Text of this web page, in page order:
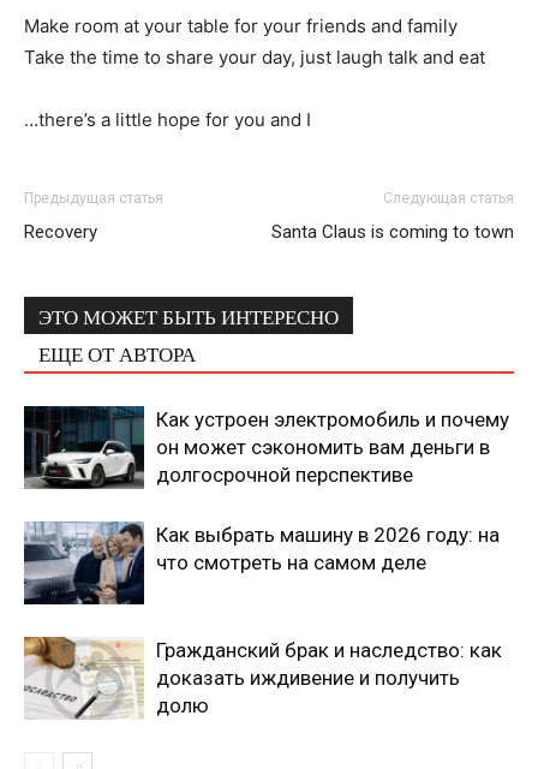
Make room at your table for your friends and family
Take the time to share your day, just laugh talk and eat
…there’s a little hope for you and I
Предыдущая статья
Recovery
Следующая статья
Santa Claus is coming to town
ЭТО МОЖЕТ БЫТЬ ИНТЕРЕСНО
ЕЩЕ ОТ АВТОРА
Как устроен электромобиль и почему
он может сэкономить вам деньги в
долгосрочной перспективе
Как выбрать машину в 2026 году: на
что смотреть на самом деле
Гражданский брак и наследство: как
доказать иждивение и получить
долю